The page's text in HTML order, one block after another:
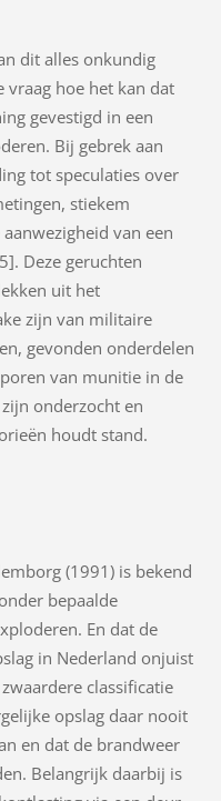
dit alles onkundig
vraag hoe het kan dat
gevestigd in een
Bij gebrek aan
tot speculaties over
stiekem
van een
Deze geruchten
uit het
zijn van militaire
gevonden onderdelen
van munitie in de
onderzocht en
houdt stand.
(1991) is bekend
bepaalde
En dat de
in Nederland onjuist
classificatie
opslag daar nooit
en dat de brandweer
Belangrijk daarbij is